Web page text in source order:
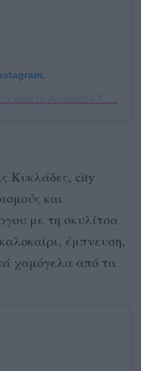
Κυκλάδες, city
και
με τη σκυλίτσα
έμπνευση,
χαμόγελα από τα